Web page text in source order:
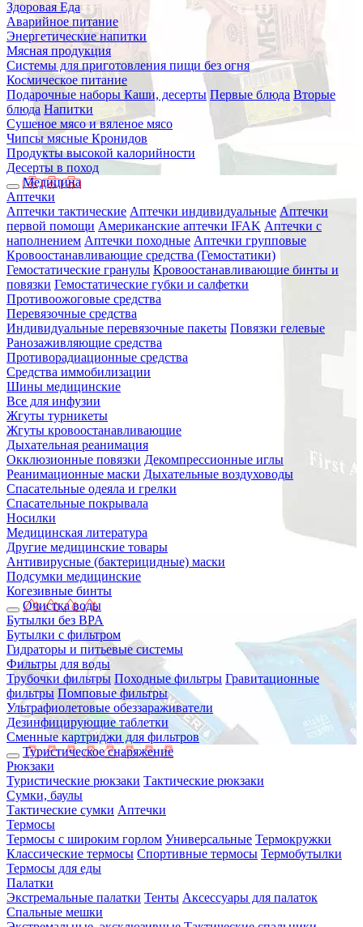
Здоровая Еда
Аварийное питание
Энергетические напитки
Мясная продукция
Системы для приготовления пищи без огня
Космическое питание
Подарочные наборы Каши, десерты Первые блюда Вторые
блюда Напитки
Сушеное мясо и вяленое мясо
Чипсы мясные Кронидов
Продукты высокой калорийности
Десерты в поход
Медицина
Аптечки
Аптечки тактические Аптечки индивидуальные Аптечки
первой помощи Американские аптечки IFAK Аптечки с
наполнением Аптечки походные Аптечки групповые
Кровоостанавливающие средства (Гемостатики)
Гемостатические гранулы Кровоостанавливающие бинты и
повязки Гемостатические губки и салфетки
Противоожоговые средства
Перевязочные средства
Индивидуальные перевязочные пакеты Повязки гелевые
Ранозаживляющие средства
Противорадиационные средства
Средства иммобилизации
Шины медицинские
Все для инфузии
Жгуты турникеты
Жгуты кровоостанавливающие
Дыхательная реанимация
Окклюзионные повязки Декомпрессионные иглы
Реанимационные маски Дыхательные воздуховоды
Спасательные одеяла и грелки
Спасательные покрывала
Носилки
Медицинская литература
Другие медицинские товары
Антивирусные (бактерицидные) маски
Подсумки медицинские
Когезивные бинты
Очистка воды
Бутылки без BPA
Бутылки с фильтром
Гидраторы и питьевые системы
Фильтры для воды
Трубочки фильтры Походные фильтры Гравитационные
фильтры Помповые фильтры
Ультрафиолетовые обеззараживатели
Дезинфицирующие таблетки
Сменные картриджи для фильтров
Туристическое снаряжение
Рюкзаки
Туристические рюкзаки Тактические рюкзаки
Сумки, баулы
Тактические сумки Аптечки
Термосы
Термосы с широким горлом Универсальные Термокружки
Классические термосы Спортивные термосы Термобутылки
Термосы для еды
Палатки
Экстремальные палатки Тенты Аксессуары для палаток
Спальные мешки